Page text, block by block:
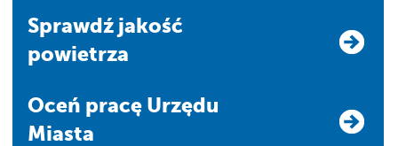
Sprawdź jakość
powietrza
Oceń pracę Urzędu
Miasta